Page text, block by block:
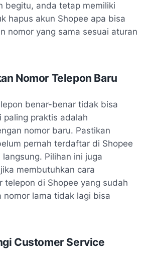
begitu, anda tetap memiliki
hapus akun Shopee apa bisa
nomor yang sama sesuai aturan
Nomor Telepon Baru
benar-benar tidak bisa
paling praktis adalah
nomor baru. Pastikan
pernah terdaftar di Shopee
Pilihan ini juga
membutuhkan cara
telepon di Shopee yang sudah
nomor lama tidak lagi bisa
Customer Service